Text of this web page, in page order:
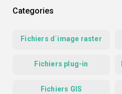
Categories
Fichiers d`image raster
Fichiers plug-in
Fichiers GIS